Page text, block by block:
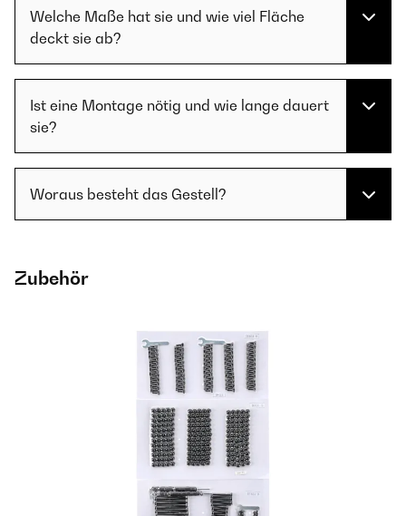
Welche Maße hat sie und wie viel Fläche
deckt sie ab?
Ist eine Montage nötig und wie lange dauert
sie?
Woraus besteht das Gestell?
Zubehör